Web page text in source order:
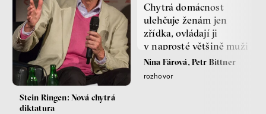
Stein Ringen: Nová chytrá
diktatura
Chytrá domácnost
ulehčuje ženám jen
zřídka, ovládají ji
v naprosté většině muži
Nina Fárová, Petr Bittner
rozhovor